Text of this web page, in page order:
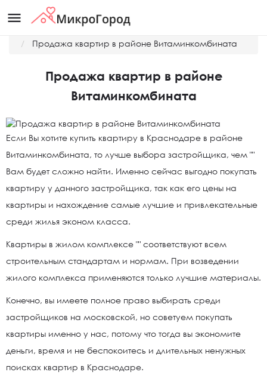
menu
Продажа квартир в районе Витаминкомбината
Продажа квартир в районе
Витаминкомбината
Если Вы хотите купить квартиру в Краснодаре в районе
Витаминкомбината, то лучше выбора застройщика, чем ""
Вам будет сложно найти. Именно сейчас выгодно покупать
квартиру у данного застройщика, так как его цены на
квартиры и нахождение самые лучшие и привлекательные
среди жилья эконом класса.
Квартиры в жилом комплексе "" соответствуют всем
строительным стандартам и нормам. При возведении
жилого комплекса применяются только лучшие материалы.
Конечно, вы имеете полное право выбирать среди
застройщиков на московской, но советуем покупать
квартиры именно у нас, потому что тогда вы экономите
деньги, время и не беспокоитесь и длительных ненужных
поисках квартир в Краснодаре.